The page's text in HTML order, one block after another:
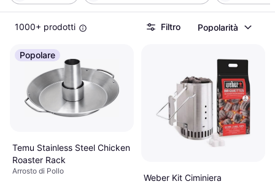
1000+ prodotti Filtro Popolarità
Popolare
Temu Stainless Steel Chicken
Roaster Rack
Arrosto di Pollo
Weber Kit Ciminiera